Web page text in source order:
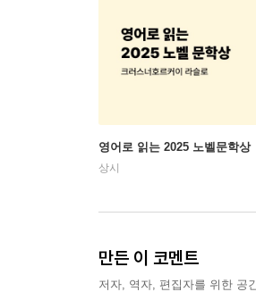
영어로 읽는 2025 노벨문학상
상시
만든 이 코멘트
저자, 역자, 편집자를 위한 공